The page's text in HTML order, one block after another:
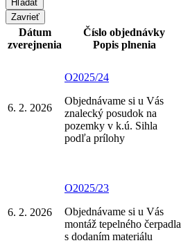
Zavrieť
Dátum
zverejnenia
Číslo objednávky
Popis plnenia
6. 2. 2026
O2025/24
Objednávame si u Vás
znalecký posudok na
pozemky v k.ú. Sihla
podľa prílohy
6. 2. 2026
O2025/23
Objednávame si u Vás
montáž tepelného čerpadla
s dodaním materiálu